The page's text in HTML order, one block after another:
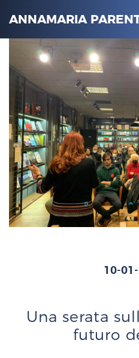
ANNAMARIA
10-
Una serata
futuro